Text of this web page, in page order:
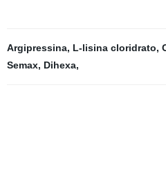
Argipressina, L-lisina cloridrato,
Semax, Dihexa,